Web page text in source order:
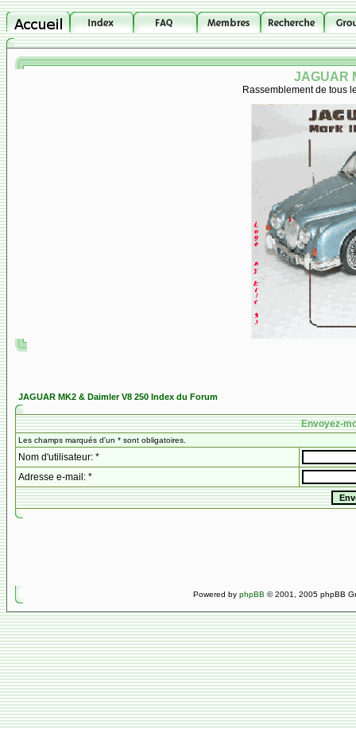
JAGUAR
Rassemblement de tous
JAGUAR MK2 & Daimler V8 250 Index du Forum
Envoyez-
Les champs marqués d'un * sont obligatoires.
Nom d'utilisateur: *
Adresse e-mail: *
Powered by phpBB © 2001, 2005 phpBB